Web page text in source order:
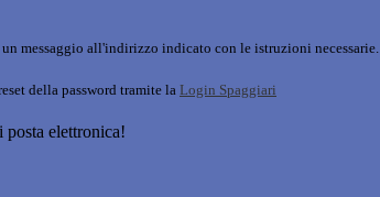
messaggio all'indirizzo indicato con le istruzioni necessarie.
della password tramite la Login Spaggiari
elettronica!